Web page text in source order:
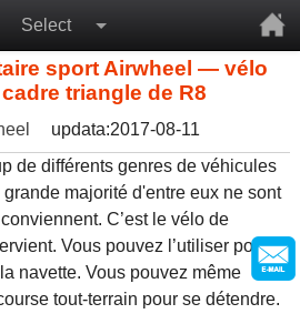
Select
sport Airwheel — vélo
triangle de R8
updata:2017-08-11
de différents genres de véhicules
majorité d'entre eux ne sont
C’est le vélo de
Vous pouvez l’utiliser pour
navette. Vous pouvez même
tout-terrain pour se détendre.